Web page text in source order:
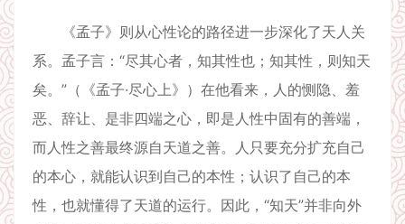
《孟子》则从心性论的路径进一步深化了天人关
系。孟子言：“尽其心者，知其性也；知其性，则知天
矣。”（《孟子·尽心上》）在他看来，人的恻隐、羞
恶、辞让、是非四端之心，即是人性中固有的善端，
而人性之善最终源自天道之善。人只要充分扩充自己
的本心，就能认识到自己的本性；认识了自己的本
性，也就懂得了天道的运行。因此，“知天”并非向外